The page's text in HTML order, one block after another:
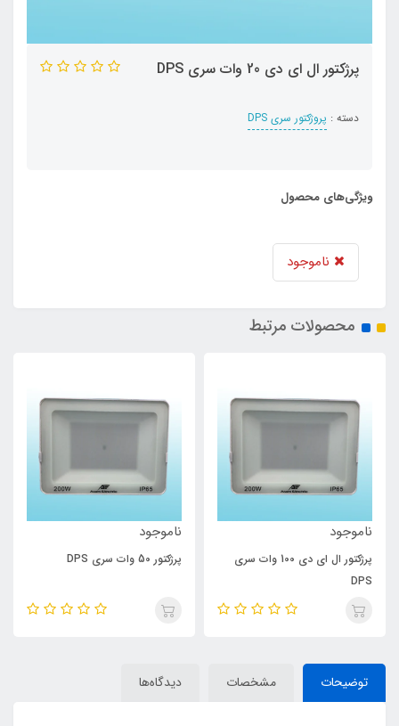
پرژکتور ال ای دی 20 وات سری DPS
دسته : پروژکتور سری DPS
ویژگی‌های محصول
ناموجود
محصولات مرتبط
ناموجود
پرژکتور ال ای دی 100 وات سری
DPS
ناموجود
پرژکتور 50 وات سری DPS
توضیحات مشخصات دیدگاه‌ها